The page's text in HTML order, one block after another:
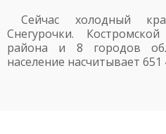
Сейчас холодный
Снегурочки.
района и 8 городов
население насчитывает 651